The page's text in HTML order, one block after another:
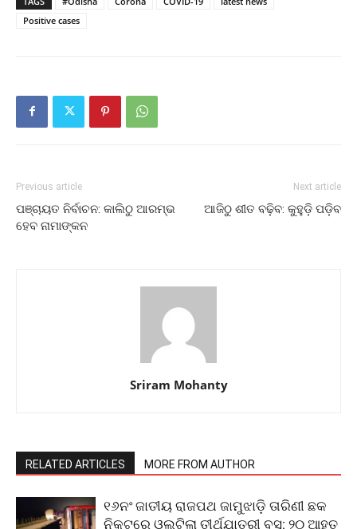
Positive cases
Previous article
ପଞ୍ଚାୟତ ନିର୍ବାଚନ: କାଲିଠୁ ଆରମ୍ଭ
ହେବ ନାମାଙ୍କନ
Next article
ଆଜିଠୁ ଶୀତ ବଢ଼ିବ: କୁହୁଡ଼ି ପଡ଼ିବ
Sriram Mohanty
RELATED ARTICLES MORE FROM AUTHOR
୧୬ନଂ ଜାତୀୟ ରାଜପଥ ଜାମୁଝାଡ଼ି ତାରିଣୀ ଛକ
ନିକଟରେ ଓଲଟିଲା ତୀର୍ଥଯାତ୍ରୀ ବସ: ୨୦ ଆହତ